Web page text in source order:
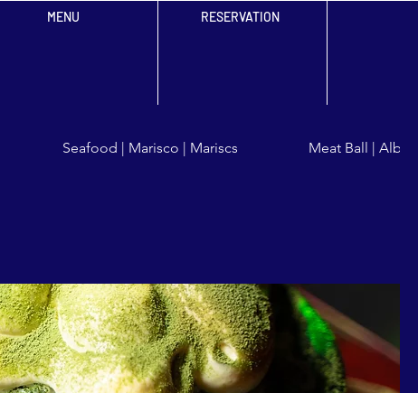
MENU RESERVATION
Seafood | Marisco | Mariscs Meat Ball |